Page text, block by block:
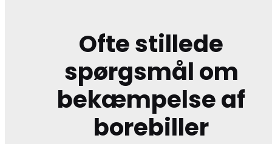
Ofte stillede
spørgsmål om
bekæmpelse af
borebiller